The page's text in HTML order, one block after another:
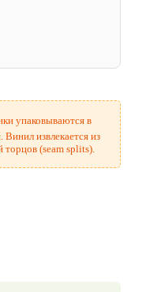
упаковываются в
извлекается из
торцов (seam splits).